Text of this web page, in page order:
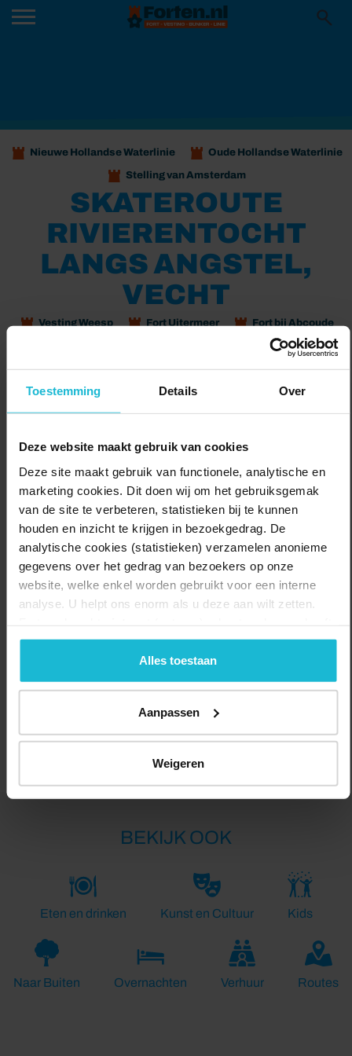
Toestemming Details Over
Deze website maakt gebruik van cookies
Deze site maakt gebruik van functionele, analytische en
marketing cookies. Dit doen wij om het gebruiksgemak
van de site te verbeteren, statistieken bij te kunnen
houden en inzicht te krijgen in bezoekgedrag. De
analytische cookies (statistieken) verzamelen anonieme
gegevens over het gedrag van bezoekers op onze
website, welke enkel worden gebruikt voor een interne
analyse. U helpt ons enorm als u deze aan wilt zetten.
geen commerciële doelstelling. U kunt deze cookies via
de knoppen accepteren, beheren of weigeren.
Alles toestaan
Aanpassen
Weigeren
Nieuwe Hollandse Waterlinie Oude Hollandse Waterlinie
Stelling van Amsterdam
SKATEROUTE
RIVIERENTOCHT
LANGS ANGSTEL,
VECHT
Vesting Weesp Fort Uitermeer Fort bij Abcoude
Een vrij lange, maar prachtige tocht langs deze kleine rivieren. Het
polderlandschap wordt afgewisseld met vergezichten over het
water en mooie oude dorpjes. Op een paar plekken, onder andere
in Vreeland, leidt de route wel over klinkers.
36.9 km
BEKIJK OOK
Eten en drinken Kunst en Cultuur Kids
Naar Buiten Overnachten Verhuur Routes